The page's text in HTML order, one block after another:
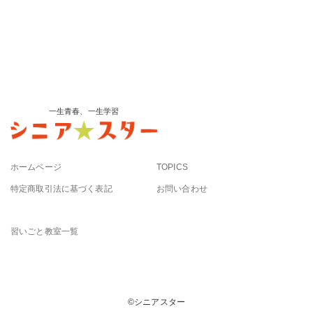
一生青春、一生学習
ホームページ
特定商取引法に基づく表記
TOPICS
お問い合わせ
習いごと教室一覧
©︎シニアスター